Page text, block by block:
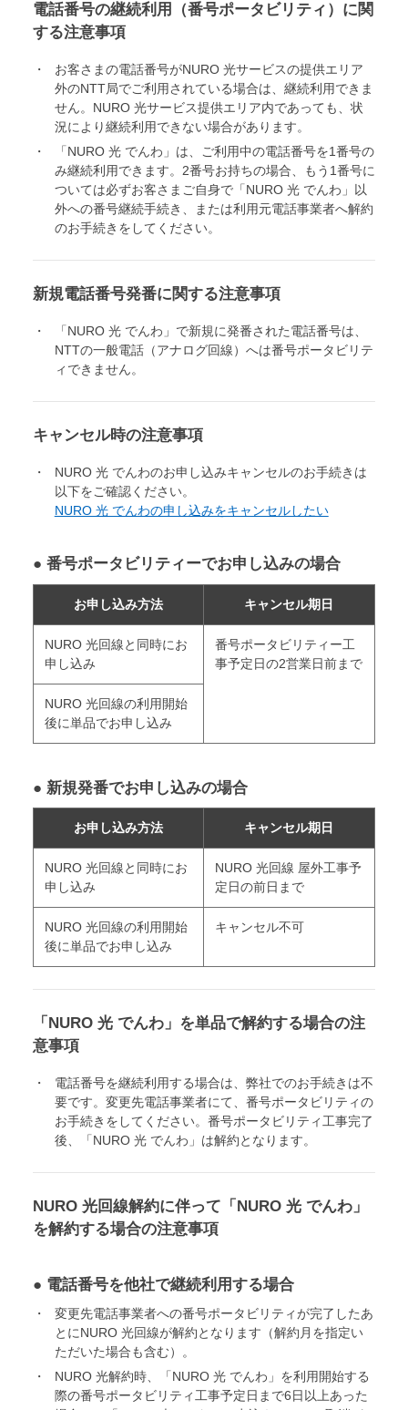
電話番号の継続利用（番号ポータビリティ）に関
する注意事項
お客さまの電話番号がNURO 光サービスの提供エリア
外のNTT局でご利用されている場合は、継続利用できま
せん。NURO 光サービス提供エリア内であっても、状
況により継続利用できない場合があります。
「NURO 光 でんわ」は、ご利用中の電話番号を1番号の
み継続利用できます。2番号お持ちの場合、もう1番号に
ついては必ずお客さまご自身で「NURO 光 でんわ」以
外への番号継続手続き、または利用元電話事業者へ解約
のお手続きをしてください。
新規電話番号発番に関する注意事項
「NURO 光 でんわ」で新規に発番された電話番号は、
NTTの一般電話（アナログ回線）へは番号ポータビリテ
ィできません。
キャンセル時の注意事項
NURO 光 でんわのお申し込みキャンセルのお手続きは
以下をご確認ください。
NURO 光 でんわの申し込みをキャンセルしたい
● 番号ポータビリティーでお申し込みの場合
お申し込み方法 キャンセル期日
NURO 光回線と同時にお
申し込み
番号ポータビリティー工
事予定日の2営業日前まで
NURO 光回線の利用開始
後に単品でお申し込み
● 新規発番でお申し込みの場合
お申し込み方法 キャンセル期日
NURO 光回線と同時にお
申し込み
NURO 光回線 屋外工事予
定日の前日まで
NURO 光回線の利用開始
後に単品でお申し込み
キャンセル不可
「NURO 光 でんわ」を単品で解約する場合の注
意事項
電話番号を継続利用する場合は、弊社でのお手続きは不
要です。変更先電話事業者にて、番号ポータビリティの
お手続きをしてください。番号ポータビリティ工事完了
後、「NURO 光 でんわ」は解約となります。
NURO 光回線解約に伴って「NURO 光 でんわ」
を解約する場合の注意事項
● 電話番号を他社で継続利用する場合
変更先電話事業者への番号ポータビリティが完了したあ
とにNURO 光回線が解約となります（解約月を指定い
ただいた場合も含む）。
NURO 光解約時、「NURO 光 でんわ」を利用開始する
際の番号ポータビリティ工事予定日まで6日以上あった